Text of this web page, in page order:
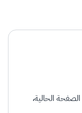
الحالية،